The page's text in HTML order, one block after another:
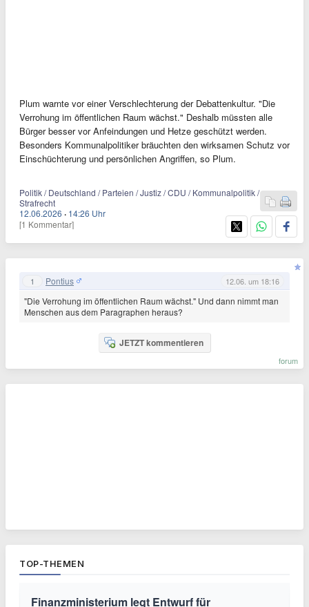
Plum warnte vor einer Verschlechterung der Debattenkultur. "Die
Verrohung im öffentlichen Raum wächst." Deshalb müssten alle
Bürger besser vor Anfeindungen und Hetze geschützt werden.
Besonders Kommunalpolitiker bräuchten den wirksamen Schutz vor
Einschüchterung und persönlichen Angriffen, so Plum.
Politik / Deutschland / Parteien / Justiz / CDU / Kommunalpolitik /
Strafrecht
12.06.2026 · 14:26 Uhr
[1 Kommentar]
1 Pontius 12.06. um 18:16
"Die Verrohung im öffentlichen Raum wächst." Und dann nimmt man
Menschen aus dem Paragraphen heraus?
JETZT kommentieren
forum
TOP-THEMEN
Finanzministerium legt Entwurf für